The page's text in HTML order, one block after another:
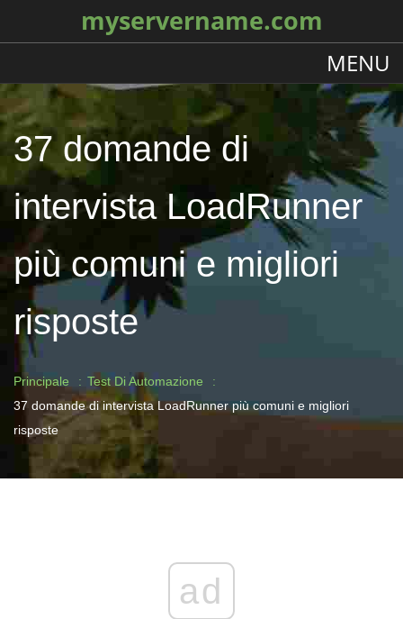
myservername.com
MENU
37 domande di
intervista LoadRunner
più comuni e migliori
risposte
Principale
Test Di Automazione
37 domande di intervista LoadRunner più comuni e migliori
risposte
ad